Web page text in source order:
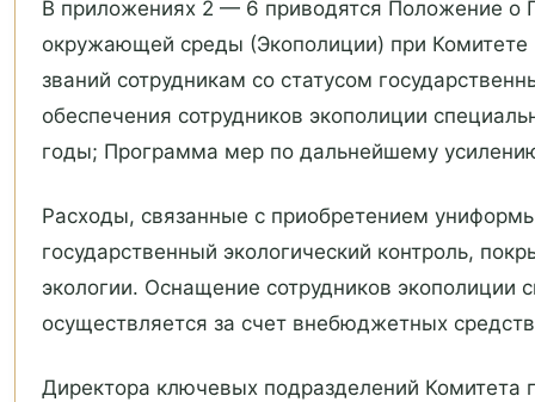
В приложениях 2 — 6 приводятся Положение о
окружающей среды (Экополиции) при Комитете
званий сотрудникам со статусом
обеспечения сотрудников экополиции
годы; Программа мер по дальнейшему
Расходы, связанные с приобретением
государственный экологический контроль,
экологии. Оснащение сотрудников
осуществляется за счет внебюджетных
Директора ключевых подразделений Комитета